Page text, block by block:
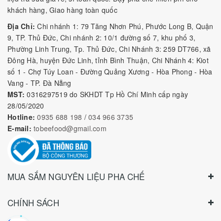
II. Siro Torani có những
hương vị nào ?
- Siro Torani đang dẫn đầu thị trườngSirovới số lượng hương
vị khủng. Song song đó, thương hiệu này cũng không ngừng
thay đổi và phát triển danh sách hương vị của mình.
khách hàng, Giao hàng toàn quốc
Địa Chỉ: Chi nhánh 1: 79 Tăng Nhơn Phú, Phước Long B, Quận
9, TP. Thủ Đức, Chi nhánh 2: 10/1 đường số 7, khu phố 3,
Phường Linh Trung, Tp. Thủ Đức, Chi Nhánh 3: 259 DT766, xã
Đông Hà, huyện Đức Linh, tỉnh Bình Thuận, Chi Nhánh 4: Kiot
số 1 - Chợ Túy Loan - Đường Quảng Xương - Hòa Phong - Hòa
Vang - TP. Đà Nẵng
MST: 0316297519 do SKHDT Tp Hồ Chí Minh cấp ngày
28/05/2020
Hotline: 0935 688 198 / 034 966 3735
E-mail: tobeefood@gmail.com
MUA SẮM NGUYÊN LIỆU PHA CHẾ
CHÍNH SÁCH